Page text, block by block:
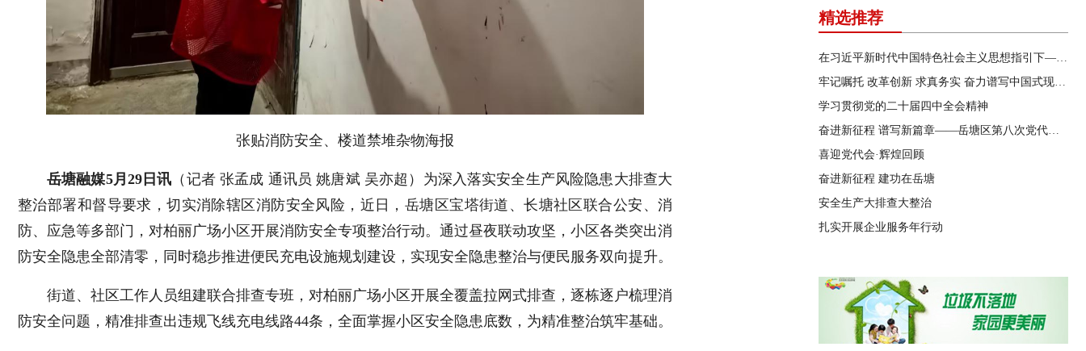
张贴消防安全、楼道禁堆杂物海报
岳塘融媒5月29日讯 （记者 张孟成 通讯员 姚唐斌 吴亦超）为深入落实安全生产风险隐患大排查大
整治部署和督导要求，切实消除辖区消防安全风险，近日，岳塘区宝塔街道、长塘社区联合公安、消
防、应急等多部门，对柏丽广场小区开展消防安全专项整治行动。通过昼夜联动攻坚，小区各类突出消
防安全隐患全部清零，同时稳步推进便民充电设施规划建设，实现安全隐患整治与便民服务双向提升。
​街道、社区工作人员组建联合排查专班，对柏丽广场小区开展全覆盖拉网式排查，逐栋逐户梳理消
防安全问题，精准排查出违规飞线充电线路44条，全面掌握小区安全隐患底数，为精准整治筑牢基础。
精选推荐
在习近平新时代中国特色社会主义思想指引下——新时代 新作为 新篇章
牢记嘱托 改革创新 求真务实 奋力谱写中国式现代化湖南篇章
学习贯彻党的二十届四中全会精神
奋进新征程 谱写新篇章——岳塘区第八次党代会特别报道
喜迎党代会·辉煌回顾
奋进新征程 建功在岳塘
安全生产大排查大整治
扎实开展企业服务年行动